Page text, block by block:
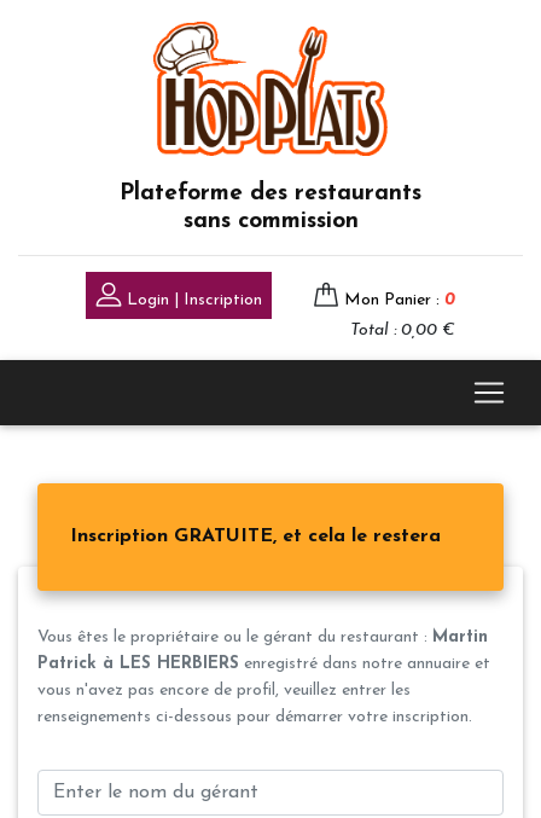
Plateforme des restaurants
sans commission
Login | Inscription Mon Panier : 0
Total : 0,00 €
Inscription GRATUITE, et cela le restera
Vous êtes le propriétaire ou le gérant du restaurant : Martin
Patrick à LES HERBIERS enregistré dans notre annuaire et
vous n'avez pas encore de profil, veuillez entrer les
renseignements ci-dessous pour démarrer votre inscription.